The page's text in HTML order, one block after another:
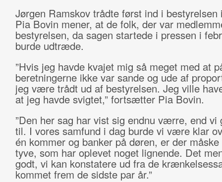
Jørgen Ramskov trådte først ind i bestyrelsen
Pia Bovin mener, at de folk, der var
bestyrelsen, da sagen startede i pressen i
burde udtræde.
”Hvis jeg havde kvajet mig så meget med at
beretningerne ikke var sande og ude af
jeg være trådt ud af bestyrelsen. Jeg ville
at jeg havde svigtet,” fortsætter Pia Bovin.
”Den her sag har vist sig endnu værre, end vi
til. I vores samfund i dag burde vi være klar
én kommer og banker på døren, er der
tyve, som har oplevet noget lignende. Det
godt, vi kan konstatere ud fra de
kommet frem de sidste par år.”